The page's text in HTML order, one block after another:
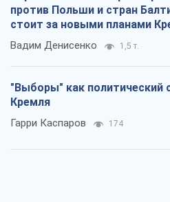
против Польши и стран
стоит за новыми планами
Вадим Денисенко 1,5 т.
"Выборы" как политический
Кремля
Гарри Каспаров 174